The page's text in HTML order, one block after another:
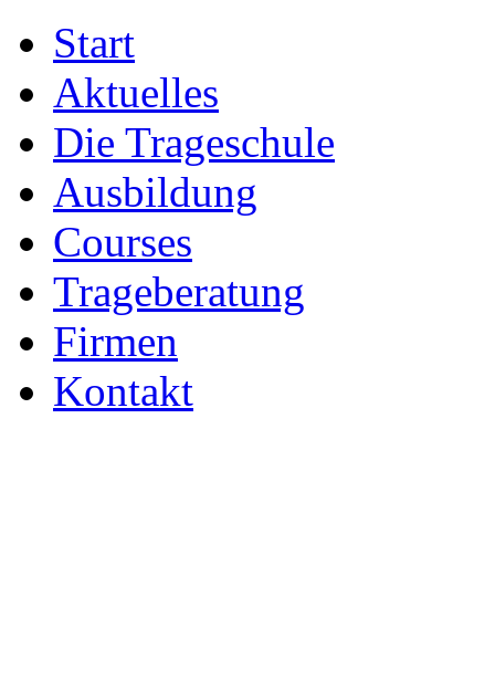
Start
Aktuelles
Die Trageschule
Ausbildung
Courses
Trageberatung
Firmen
Kontakt